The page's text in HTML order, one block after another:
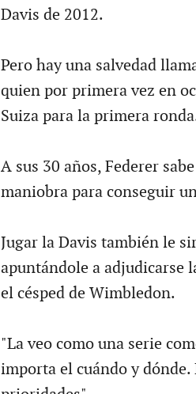
Davis de 2012.
Pero hay una salvedad
quien por primera vez en
Suiza para la primera
A sus 30 años, Federer
maniobra para conseguir
Jugar la Davis también le
apuntándole a adjudicarse
el césped de Wimbledon.
"La veo como una serie
importa el cuándo y dónde.